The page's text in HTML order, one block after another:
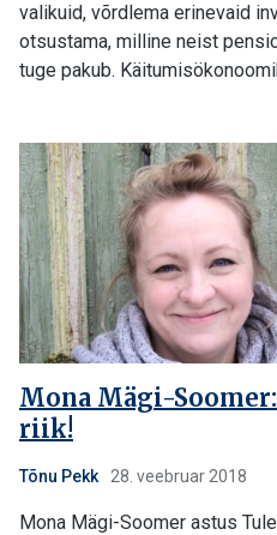
valikuid, võrdlema erinevaid
otsustama, milline neist
tuge pakub.
Mona Mägi-
riik!
Tõnu Pekk 28. veebruar 2018
Mona Mägi-Soomer astus